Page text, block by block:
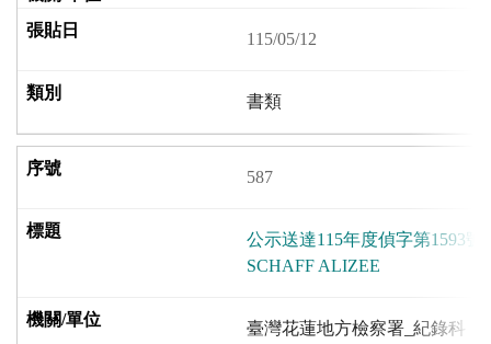
115/05/12
書類
587
公示送達115年度偵字第1593
SCHAFF ALIZEE
臺灣花蓮地方檢察署_紀錄科